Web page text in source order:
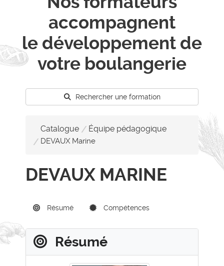
accompagnent
le développement de
votre boulangerie
Rechercher une formation
Catalogue Équipe pédagogique
DEVAUX Marine
DEVAUX MARINE
Résumé Compétences
Résumé